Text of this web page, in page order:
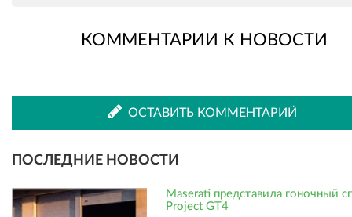
во
ВКонтакте
Одноклассниках
КОММЕНТАРИИ К НОВОСТИ
ОСТАВИТЬ КОММЕНТАРИЙ
ПОСЛЕДНИЕ НОВОСТИ
Maserati представила гоночный
Project GT4